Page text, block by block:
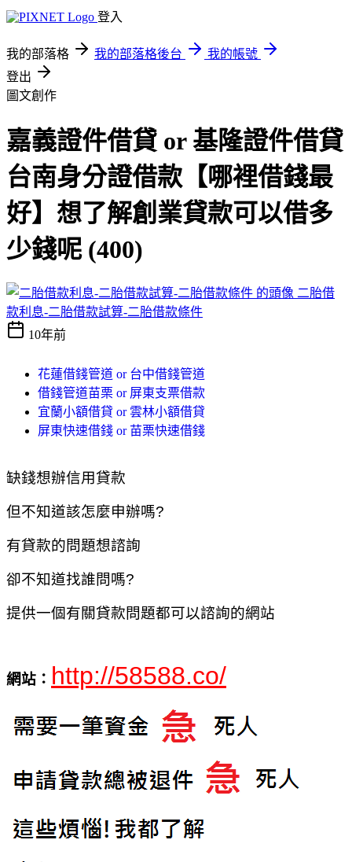
登入
我的部落格 我的部落格後台
我的帳號
登出
圖文創作
嘉義證件借貸 or 基隆證件借貸
台南身分證借款【哪裡借錢最
好】想了解創業貸款可以借多
少錢呢 (400)
二胎借
款利息-二胎借款試算-二胎借款條件
10年前
花蓮借錢管道 or 台中借錢管道
借錢管道苗栗 or 屏東支票借款
宜蘭小額借貸 or 雲林小額借貸
屏東快速借錢 or 苗栗快速借錢
缺錢想辦信用貸款
但不知道該怎麼申辦嗎?
有貸款的問題想諮詢
卻不知道找誰問嗎?
提供一個有關貸款問題都可以諮詢的網站
網站： http://58588.co/